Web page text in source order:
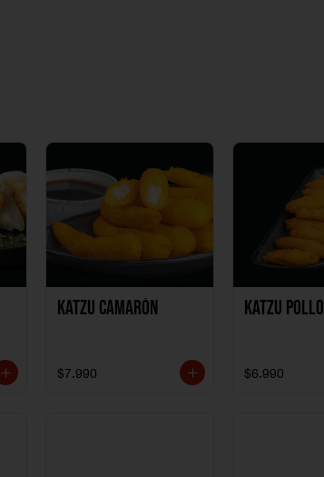
Katzu Camarón
$7.990
Katzu Pollo
$6.990